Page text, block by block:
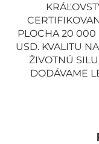
PLOCHA 20 000
USD. KVALITU
ŽIVOTNÚ
DODÁVAME